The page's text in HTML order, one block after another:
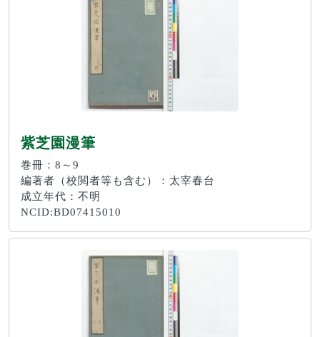
紫芝園漫筆
巻冊：8～9
編著者（校閲者等も含む）：太宰春台
成立年代：不明
NCID:BD07415010